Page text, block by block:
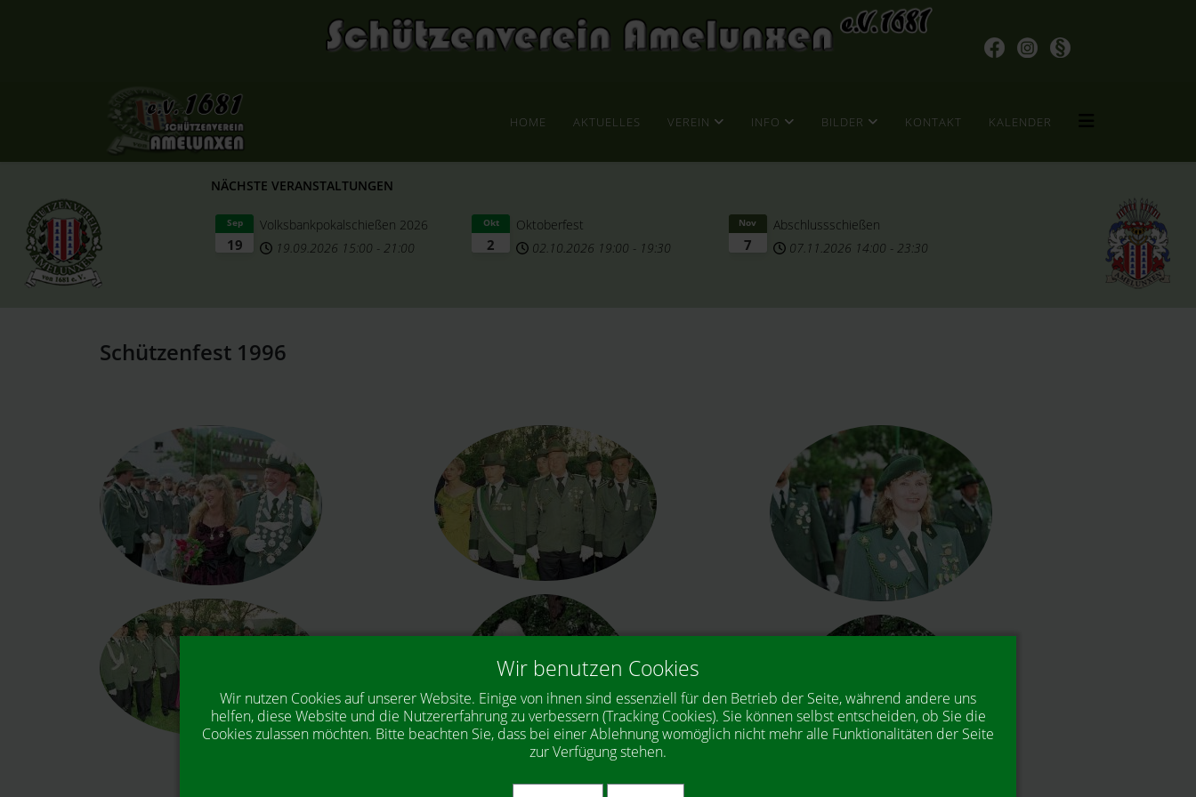
HOME AKTUELLES VEREIN INFO BILDER KONTAKT KALENDER
NÄCHSTE VERANSTALTUNGEN
19
Sep
Volksbankpokalschießen 2026
19.09.2026 15:00 - 21:00 2
Okt
Oktoberfest
02.10.2026 19:00 - 19:30 7
Nov
Abschlussschießen
07.11.2026 14:00 - 23:30
Schützenfest 1996
Wir benutzen Cookies
Wir nutzen Cookies auf unserer Website. Einige von ihnen sind essenziell für den Betrieb der Seite, während andere uns
helfen, diese Website und die Nutzererfahrung zu verbessern (Tracking Cookies). Sie können selbst entscheiden, ob Sie die
Cookies zulassen möchten. Bitte beachten Sie, dass bei einer Ablehnung womöglich nicht mehr alle Funktionalitäten der Seite
zur Verfügung stehen.